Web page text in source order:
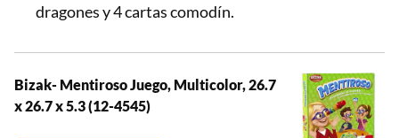
dragones y 4 cartas comodín.
Bizak- Mentiroso Juego, Multicolor, 26.7
x 26.7 x 5.3 (12-4545)